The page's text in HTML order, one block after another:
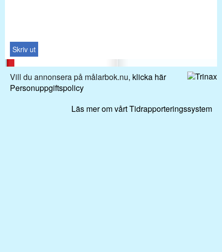
Skriv ut
Vill du annonsera på målarbok.nu, klicka här
Personuppgiftspolicy
Läs mer om vårt Tidrapporteringssystem